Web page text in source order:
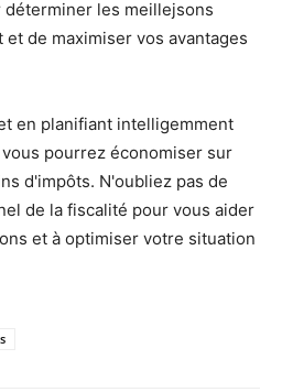
les meillejsons
de maximiser vos avantages
en planifiant intelligemment
pourrez économiser sur
d'impôts. N'oubliez pas de
de la fiscalité pour vous aider
et à optimiser votre situation